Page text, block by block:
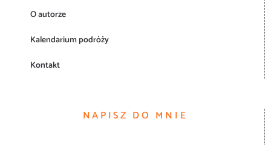
O autorze
Kalendarium podróży
Kontakt
NAPISZ DO MNIE